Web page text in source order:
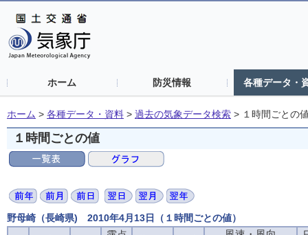
ホーム 防災情報 各種データ・
ホーム > 各種データ・資料 > 過去の気象データ検索 > １時間ごとの
１時間ごとの値
野母崎（長崎県) 2010年4月13日（１時間ごとの値）